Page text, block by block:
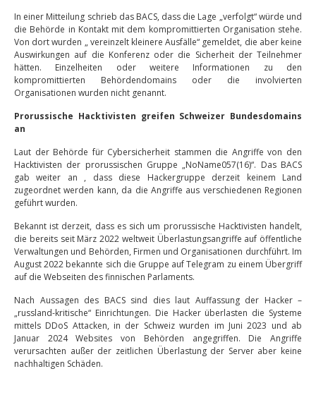
In einer Mitteilung schrieb das BACS, dass die Lage „verfolgt“ würde und
die Behörde in Kontakt mit dem kompromittierten Organisation stehe.
Von dort wurden „ vereinzelt kleinere Ausfälle“ gemeldet, die aber keine
Auswirkungen auf die Konferenz oder die Sicherheit der Teilnehmer
hätten. Einzelheiten oder weitere Informationen zu den
kompromittierten Behördendomains oder die involvierten
Organisationen wurden nicht genannt.
Prorussische Hacktivisten greifen Schweizer Bundesdomains
an
Laut der Behörde für Cybersicherheit stammen die Angriffe von den
Hacktivisten der prorussischen Gruppe „NoName057(16)“. Das BACS
gab weiter an , dass diese Hackergruppe derzeit keinem Land
zugeordnet werden kann, da die Angriffe aus verschiedenen Regionen
geführt wurden.
Bekannt ist derzeit, dass es sich um prorussische Hacktivisten handelt,
die bereits seit März 2022 weltweit Überlastungsangriffe auf öffentliche
Verwaltungen und Behörden, Firmen und Organisationen durchführt. Im
August 2022 bekannte sich die Gruppe auf Telegram zu einem Übergriff
auf die Webseiten des finnischen Parlaments.
Nach Aussagen des BACS sind dies laut Auffassung der Hacker –
„russland-kritische“ Einrichtungen. Die Hacker überlasten die Systeme
mittels DDoS Attacken, in der Schweiz wurden im Juni 2023 und ab
Januar 2024 Websites von Behörden angegriffen. Die Angriffe
verursachten außer der zeitlichen Überlastung der Server aber keine
nachhaltigen Schäden.